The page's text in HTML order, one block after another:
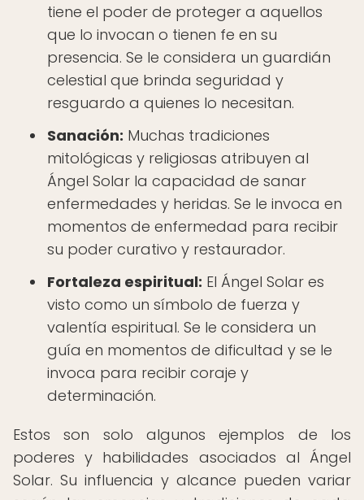
tiene el poder de proteger a aquellos
que lo invocan o tienen fe en su
presencia. Se le considera un guardián
celestial que brinda seguridad y
resguardo a quienes lo necesitan.
Sanación: Muchas tradiciones
mitológicas y religiosas atribuyen al
Ángel Solar la capacidad de sanar
enfermedades y heridas. Se le invoca en
momentos de enfermedad para recibir
su poder curativo y restaurador.
Fortaleza espiritual: El Ángel Solar es
visto como un símbolo de fuerza y
valentía espiritual. Se le considera un
guía en momentos de dificultad y se le
invoca para recibir coraje y
determinación.
Estos son solo algunos ejemplos de los
poderes y habilidades asociados al Ángel
Solar. Su influencia y alcance pueden variar